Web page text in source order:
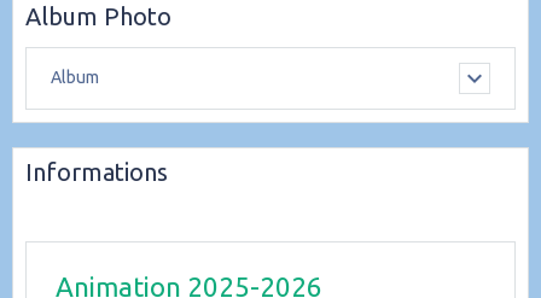
Album Photo
Album
Informations
Animation 2025-2026